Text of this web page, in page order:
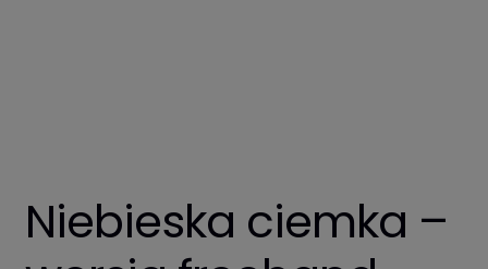
Niebieska ciemka –